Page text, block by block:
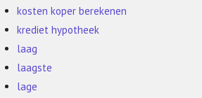
kosten koper berekenen
krediet hypotheek
laag
laagste
lage